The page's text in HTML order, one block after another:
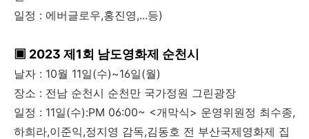
일정 : 에버글로우,홍진영,...등)
▣ 2023 제1회 남도영화제 순천시
날자 : 10월 11일(수)~16일(월)
장소 : 전남 순천시 순천만 국가정원 그린광장
일정 : 11일(수):PM 06:00~ <개막식> 운영위원정 최수종,
하희라,이준익,정지영 감독,김동호 전 부산국제영화제 집